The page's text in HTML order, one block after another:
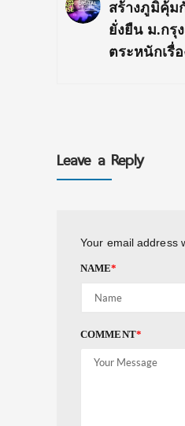
Previous
Post:
สร้างภูมิคุ้ม
ยั่งยืน ม.กรุ
ตระหนักเรื่
Leave a Reply
Your email address
NAME*
COMMENT*